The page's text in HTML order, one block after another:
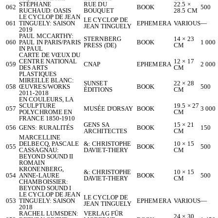
062 STÉPHANE
RUCHAUD: OASIS
RUE DU
BOUQUET
BOOK
22.5 ×
28.5 CM 500
061
LE CYCLOP DE JEAN
TINGUELY: SAISON
2019
LE CYCLOP DE
JEAN TINGUELY
EPHEMERA VARIOUS—
060
PAUL MCCARTHY:
PAUL IN PARIS/PARIS
IN PAUL
STERNBERG
PRESS (DE)
BOOK
14 × 23
CM
1 000
059
CARTE DE VŒUX DU
CENTRE NATIONAL
DES ARTS
PLASTIQUES
CNAP EPHEMERA 12 × 17
CM
2 000
058
MIREILLE BLANC:
ŒUVRES/WORKS
2011-2018
SUNSET
ÉDITIONS
BOOK
22 × 28
CM
500
057
EN COULEURS, LA
SCULPTURE
POLYCHROME EN
FRANCE 1850-1910
MUSÉE D'ORSAY BOOK
19.5 × 27
CM
3 000
056 GENS: RURALITÉS
GENS SA
ARCHITECTES
BOOK
15 × 21
CM
150
055
MARCELLINE
DELBECQ, PASCALE
CASSAGNAU:
BEYOND SOUND II
&: CHRISTOPHE
DAVIET-THERY
BOOK
10 × 15
CM
500
054
ROMAIN
KRONENBERG,
ANNE-LAURE
CHAMBOISSIER:
BEYOND SOUND I
&: CHRISTOPHE
DAVIET-THERY
BOOK
10 × 15
CM
500
053
LE CYCLOP DE JEAN
TINGUELY: SAISON
2018
LE CYCLOP DE
JEAN TINGUELY
EPHEMERA VARIOUS—
RACHEL LUMSDEN:
VERLAG FÜR
24 × 30